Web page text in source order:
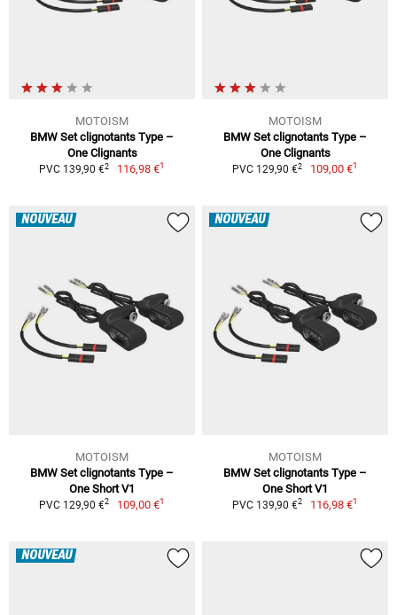
MOTOISM
BMW Set clignotants Type –
One Clignants
PVC 139,90 €2 116,98 €1
MOTOISM
BMW Set clignotants Type –
One Clignants
PVC 129,90 €2 109,00 €1
NOUVEAU
MOTOISM
BMW Set clignotants Type –
One Short V1
PVC 129,90 €2 109,00 €1
NOUVEAU
MOTOISM
BMW Set clignotants Type –
One Short V1
PVC 139,90 €2 116,98 €1
NOUVEAU